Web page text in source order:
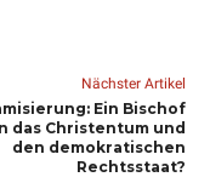
Nächster Artikel
Ein Bischof
das Christentum und
den demokratischen
Rechtsstaat?